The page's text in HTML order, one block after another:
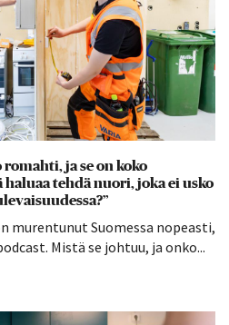
ja se on koko
haluaa tehdä nuori, joka ei usko
murentunut Suomessa nopeasti,
Mistä se johtuu, ja onko...